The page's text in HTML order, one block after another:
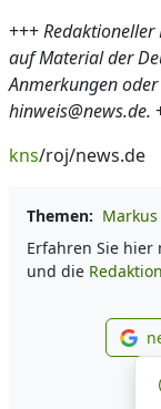
+++Redaktioneller
auf Material der
Anmerkungen
hinweis@news.de.
kns/roj/news.de
Themen:
Erfahren Sie
und die